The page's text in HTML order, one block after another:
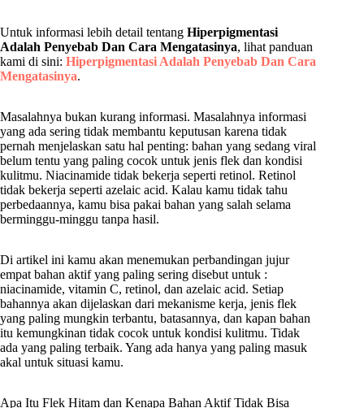
Untuk informasi lebih detail tentang Hiperpigmentasi
Adalah Penyebab Dan Cara Mengatasinya, lihat panduan
kami di sini: Hiperpigmentasi Adalah Penyebab Dan Cara
Mengatasinya.
Masalahnya bukan kurang informasi. Masalahnya informasi
yang ada sering tidak membantu keputusan karena tidak
pernah menjelaskan satu hal penting: bahan yang sedang viral
belum tentu yang paling cocok untuk jenis flek dan kondisi
kulitmu. Niacinamide tidak bekerja seperti retinol. Retinol
tidak bekerja seperti azelaic acid. Kalau kamu tidak tahu
perbedaannya, kamu bisa pakai bahan yang salah selama
berminggu-minggu tanpa hasil.
Di artikel ini kamu akan menemukan perbandingan jujur
empat bahan aktif yang paling sering disebut untuk :
niacinamide, vitamin C, retinol, dan azelaic acid. Setiap
bahannya akan dijelaskan dari mekanisme kerja, jenis flek
yang paling mungkin terbantu, batasannya, dan kapan bahan
itu kemungkinan tidak cocok untuk kondisi kulitmu. Tidak
ada yang paling terbaik. Yang ada hanya yang paling masuk
akal untuk situasi kamu.
Apa Itu Flek Hitam dan Kenapa Bahan Aktif Tidak Bisa